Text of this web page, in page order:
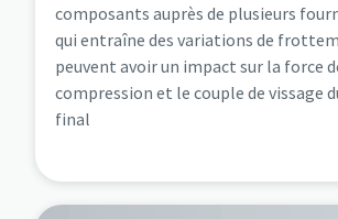
composants auprès de plusieurs
qui entraîne des variations de
peuvent avoir un impact sur la force
compression et le couple de vissage
final